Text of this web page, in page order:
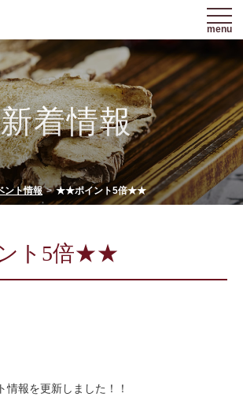
menu
新着情報
ント情報 ★★ポイント5倍★★
ト5倍★★
情報を更新しました！！